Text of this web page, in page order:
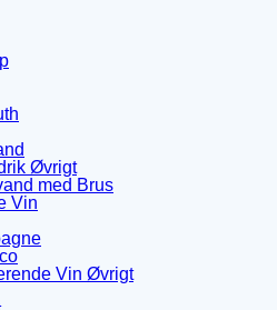
Øvrigt
med Brus
Vin
Vin Øvrigt